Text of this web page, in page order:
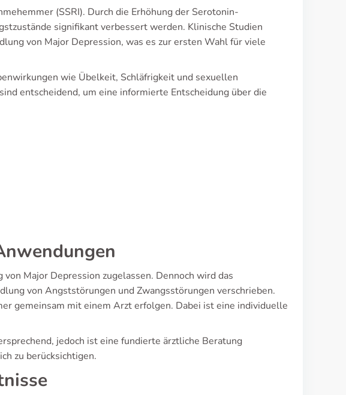
(SSRI). Durch die Erhöhung der Serotonin-
signifikant verbessert werden. Klinische Studien
von Major Depression, was es zur ersten Wahl für viele
wie Übelkeit, Schläfrigkeit und sexuellen
entscheidend, um eine informierte Entscheidung über die
Major Depression zugelassen. Dennoch wird das
von Angststörungen und Zwangsstörungen verschrieben.
gemeinsam mit einem Arzt erfolgen. Dabei ist eine individuelle
jedoch ist eine fundierte ärztliche Beratung
zu berücksichtigen.